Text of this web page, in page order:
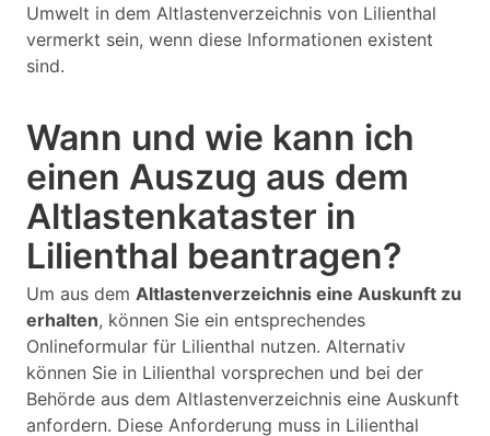
Umwelt in dem Altlastenverzeichnis von Lilienthal
vermerkt sein, wenn diese Informationen existent
sind.
Wann und wie kann ich
einen Auszug aus dem
Altlastenkataster in
Lilienthal beantragen?
Um aus dem Altlastenverzeichnis eine Auskunft zu
erhalten, können Sie ein entsprechendes
Onlineformular für Lilienthal nutzen. Alternativ
können Sie in Lilienthal vorsprechen und bei der
Behörde aus dem Altlastenverzeichnis eine Auskunft
anfordern. Diese Anforderung muss in Lilienthal